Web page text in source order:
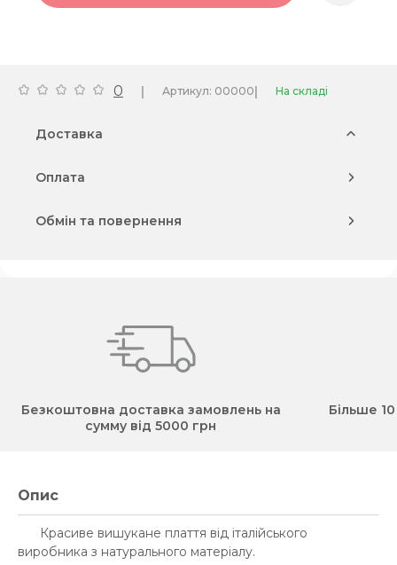
0 | Артикул: 00000| На складі
Доставка
Оплата
Обмін та повернення
Безкоштовна доставка замовлень на
сумму від 5000 грн
Більше
Опис
Красиве вишукане плаття від італійського
виробника з натурального матеріалу.